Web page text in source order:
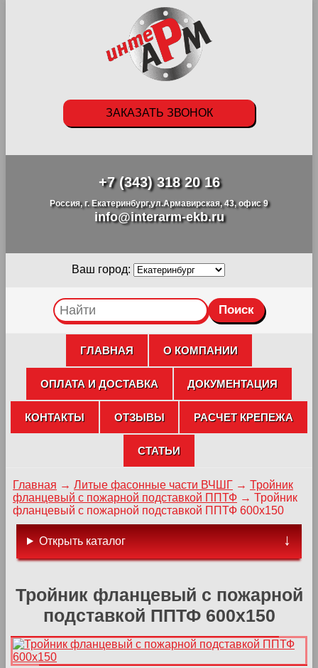
+7 (343) 318 20 16
Россия, г. Екатеринбург,ул.Армавирская, 43, офис 9
info@interarm-ekb.ru
ЗАКАЗАТЬ ЗВОНОК
Ваш город:
ГЛАВНАЯ О КОМПАНИИ
ОПЛАТА И ДОСТАВКА ДОКУМЕНТАЦИЯ
КОНТАКТЫ ОТЗЫВЫ РАСЧЕТ КРЕПЕЖА
СТАТЬИ
Главная → Литые фасонные части ВЧШГ → Тройник
фланцевый с пожарной подставкой ППТФ → Тройник
фланцевый с пожарной подставкой ППТФ 600х150
Тройник фланцевый с пожарной
подставкой ППТФ 600х150
Открыть каталог